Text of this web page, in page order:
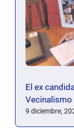
El ex
Vecinalismo
9 diciembre,